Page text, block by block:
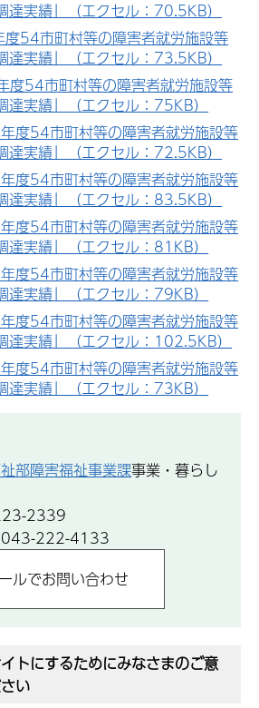
達実績」（エクセル：70.5KB）
度54市町村等の障害者就労施設等
達実績」（エクセル：73.5KB）
度54市町村等の障害者就労施設等
達実績」（エクセル：75KB）
年度54市町村等の障害者就労施設等
達実績」（エクセル：72.5KB）
年度54市町村等の障害者就労施設等
達実績」（エクセル：83.5KB）
年度54市町村等の障害者就労施設等
達実績」（エクセル：81KB）
年度54市町村等の障害者就労施設等
達実績」（エクセル：79KB）
年度54市町村等の障害者就労施設等
達実績」（エクセル：102.5KB）
年度54市町村等の障害者就労施設等
達実績」（エクセル：73KB）
部障害福祉事業課事業・暮らし
2339
043-222-4133
トにするためにみなさまのご意
い